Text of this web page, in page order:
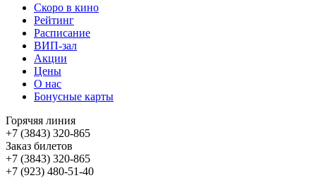
Скоро в кино
Рейтинг
Расписание
ВИП-зал
Акции
Цены
О нас
Бонусные карты
Горячяя линия
+7 (3843) 320-865
Заказ билетов
+7 (3843) 320-865
+7 (923) 480-51-40